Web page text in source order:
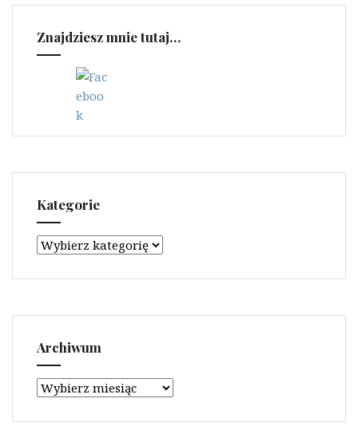
Znajdziesz mnie tutaj…
Kategorie
Kategorie
Archiwum
Archiwum